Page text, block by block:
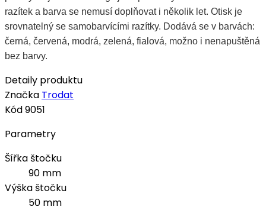
razítek a barva se nemusí doplňovat i několik let. Otisk je
srovnatelný se samobarvícími razítky. Dodává se v barvách:
černá, červená, modrá, zelená, fialová, možno i nenapuštěná
bez barvy.
Detaily produktu
Značka Trodat
Kód9051
Parametry
Šířka štočku
90 mm
Výška štočku
50 mm